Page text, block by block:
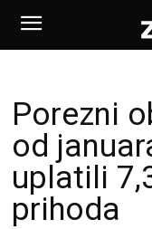
Porezni
od
uplatili
prihoda